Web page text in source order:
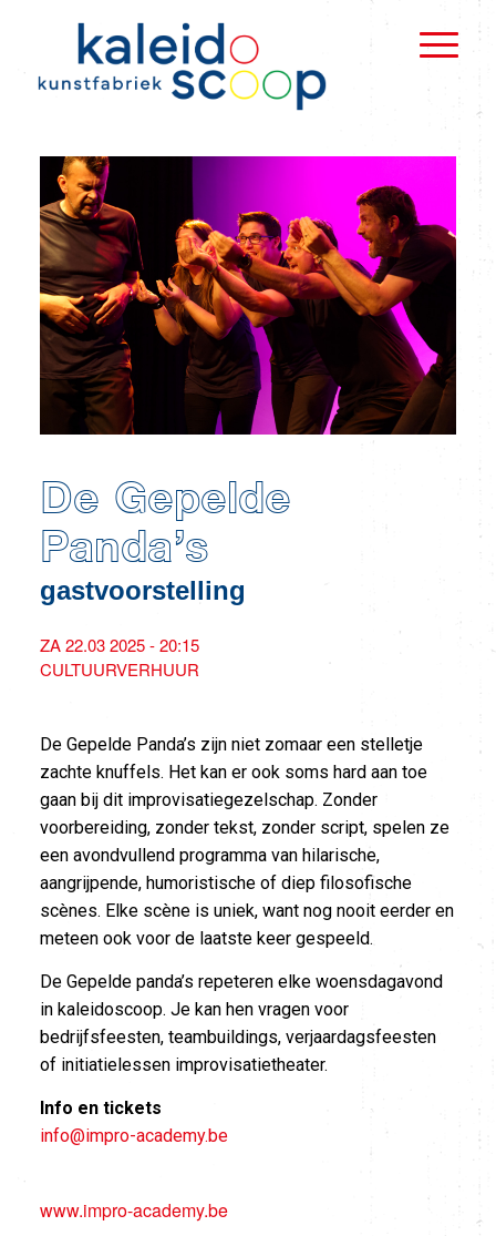
www.impro-academy.be
De Gepelde
Panda’s
gastvoorstelling
ZA 22.03 2025 - 20:15
CULTUURVERHUUR
De Gepelde Panda’s zijn niet zomaar een stelletje
zachte knuffels. Het kan er ook soms hard aan toe
gaan bij dit improvisatiegezelschap. Zonder
voorbereiding, zonder tekst, zonder script, spelen ze
een avondvullend programma van hilarische,
aangrijpende, humoristische of diep filosofische
scènes. Elke scène is uniek, want nog nooit eerder en
meteen ook voor de laatste keer gespeeld.
De Gepelde panda’s repeteren elke woensdagavond
in kaleidoscoop. Je kan hen vragen voor
bedrijfsfeesten, teambuildings, verjaardagsfeesten
of initiatielessen improvisatietheater.
Info en tickets
info@impro-academy.be